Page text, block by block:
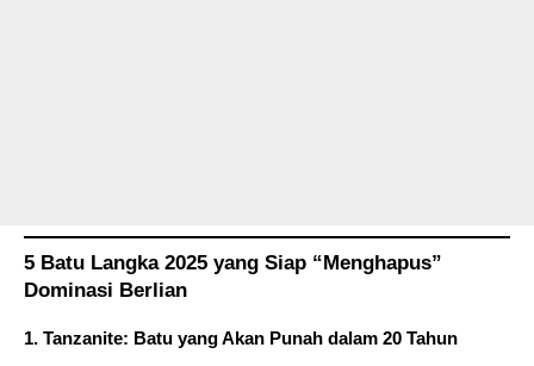
5 Batu Langka 2025 yang Siap “Menghapus”
Dominasi Berlian
1. Tanzanite: Batu yang Akan Punah dalam 20 Tahun